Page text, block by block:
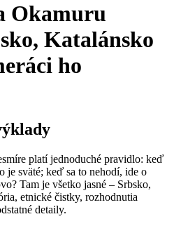
Okamuru
Katalánsko
ho
platí jednoduché pravidlo: keď
je sväté; keď sa to nehodí, ide o
Tam je všetko jasné – Srbsko,
etnické čistky, rozhodnutia
detaily.